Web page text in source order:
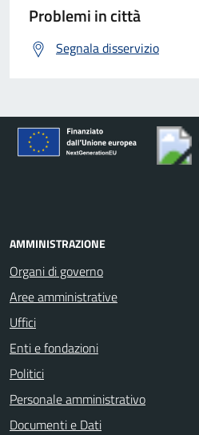
Problemi in città
Segnala disservizio
AMMINISTRAZIONE
Organi di governo
Aree amministrative
Uffici
Enti e fondazioni
Politici
Personale amministrativo
Documenti e Dati